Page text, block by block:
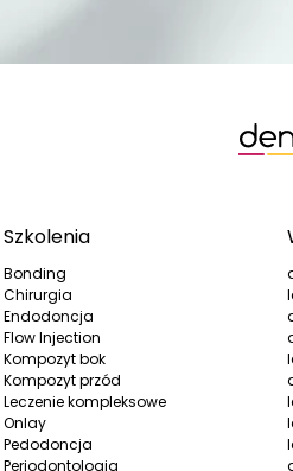
Szkolenia
Bonding
Chirurgia
Endodoncja
Flow Injection
Kompozyt bok
Kompozyt przód
Leczenie kompleksowe
Onlay
Pedodoncja
Periodontologia